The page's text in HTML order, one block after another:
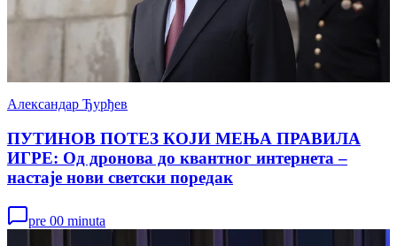
Александар Ђурђев
ПУТИНОВ ПОТЕЗ КОЈИ МЕЊА ПРАВИЛА
ИГРЕ: Од дронова до квантног интернета –
настаје нови светски поредак
pre 00 minuta